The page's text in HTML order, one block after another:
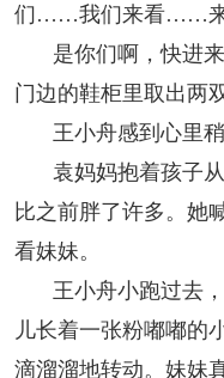
们……我们来看……来
是你们啊，快进
门边的鞋柜里取出两
王小舟感到心里
袁妈妈抱着孩子
比之前胖了许多。她
看妹妹。
王小舟小跑过去
儿长着一张粉嘟嘟的
滴溜溜地转动。妹妹